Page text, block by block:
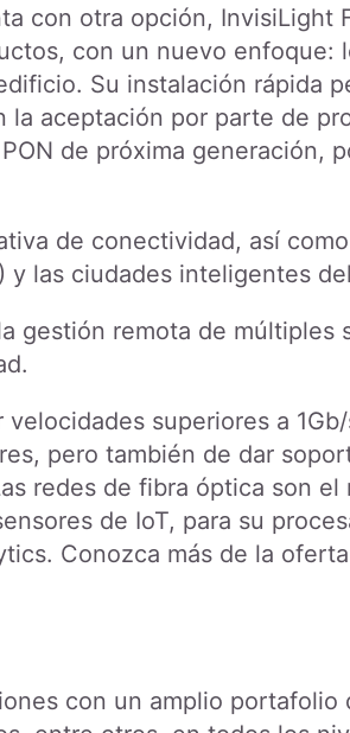
con otra opción, InvisiLight
con un nuevo enfoque:
Su instalación rápida
aceptación por parte de
de próxima generación,
de conectividad, así
y las ciudades inteligentes
gestión remota de múltiples
superiores a
pero también de dar
redes de fibra óptica son
de IoT, para su
Conozca más de la
con un amplio portafolio